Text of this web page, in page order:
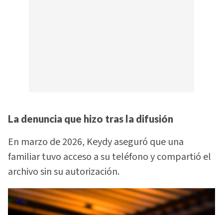
La denuncia que hizo tras la difusión
En marzo de 2026, Keydy aseguró que una
familiar tuvo acceso a su teléfono y compartió el
archivo sin su autorización.